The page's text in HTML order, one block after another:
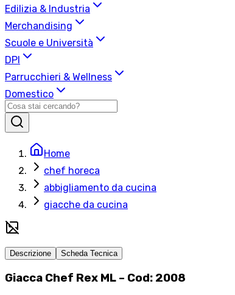
Edilizia & Industria
Merchandising
Scuole e Università
DPI
Parrucchieri & Wellness
Domestico
Home
chef horeca
abbigliamento da cucina
giacche da cucina
Descrizione Scheda Tecnica
Giacca Chef Rex ML – Cod: 2008